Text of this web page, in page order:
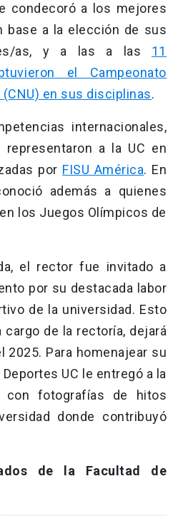
condecoró a los mejores
base a la elección de sus
as, y a las a las 11
el Campeonato
en sus disciplinas.
internacionales,
a la UC en
por FISU América. En
además a quienes
los Juegos Olímpicos de
el rector fue invitado a
por su destacada labor
de la universidad. Esto
cargo de la rectoría, dejará
2025. Para homenajear su
UC le entregó a la
con fotografías de hitos
donde contribuyó
de la Facultad de